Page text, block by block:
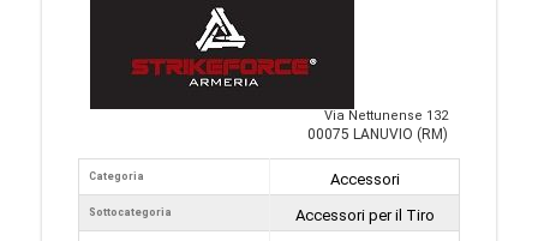
Via Nettunense 132
00075 LANUVIO (RM)
Categoria
Sottocategoria
Accessori
Accessori per il Tiro